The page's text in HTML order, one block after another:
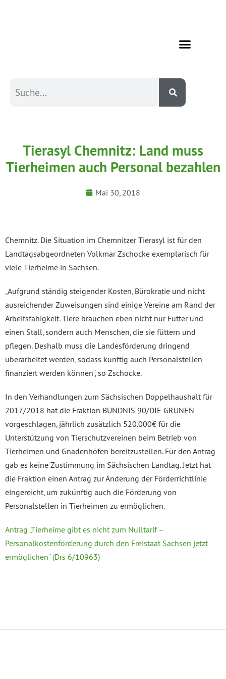
Tierasyl Chemnitz: Land muss
Tierheimen auch Personal bezahlen
Mai 30, 2018
Chemnitz. Die Situation im Chemnitzer Tierasyl ist für den
Landtagsabgeordneten Volkmar Zschocke exemplarisch für
viele Tierheime in Sachsen.
„Aufgrund ständig steigender Kosten, Bürokratie und nicht
ausreichender Zuweisungen sind einige Vereine am Rand der
Arbeitsfähigkeit. Tiere brauchen eben nicht nur Futter und
einen Stall, sondern auch Menschen, die sie füttern und
pflegen. Deshalb muss die Landesförderung dringend
überarbeitet werden, sodass künftig auch Personalstellen
finanziert werden können“, so Zschocke.
In den Verhandlungen zum Sächsischen Doppelhaushalt für
2017/2018 hat die Fraktion BÜNDNIS 90/DIE GRÜNEN
vorgeschlagen, jährlich zusätzlich 520.000€ für die
Unterstützung von Tierschutzvereinen beim Betrieb von
Tierheimen und Gnadenhöfen bereitzustellen. Für den Antrag
gab es keine Zustimmung im Sächsischen Landtag. Jetzt hat
die Fraktion einen Antrag zur Änderung der Förderrichtlinie
eingereicht, um zukünftig auch die Förderung von
Personalstellen in Tierheimen zu ermöglichen.
Antrag „Tierheime gibt es nicht zum Nulltarif –
Personalkostenförderung durch den Freistaat Sachsen jetzt
ermöglichen“ (Drs 6/10963)